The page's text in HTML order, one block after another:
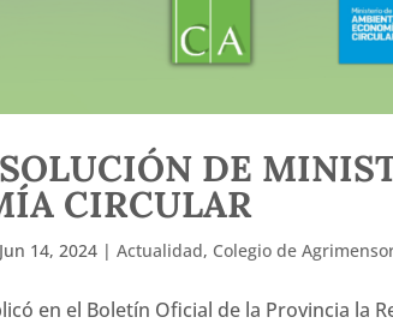
DE
CIRCULAR
Jun 14, 2024 |Actualidad, Colegio de
en el Boletín Oficial de la Provincia la